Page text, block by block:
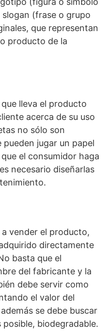
(frase o grupo
que representan
producto de la
lleva el producto
acerca de su uso
no sólo son
pueden jugar un papel
el consumidor haga
necesario diseñarlas
vender el producto,
directamente
basta que el
del fabricante y la
debe servir como
el valor del
se debe buscar
posible, biodegradable.